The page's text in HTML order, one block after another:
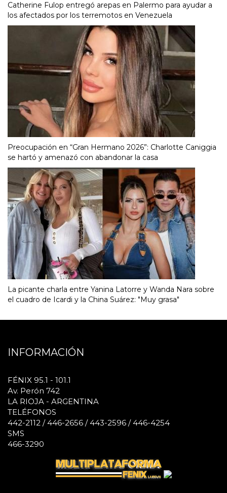
Catherine Fulop entregó arepas en Palermo para ayudar a
los afectados por los terremotos en Venezuela
Preocupación en “Gran Hermano 2026”: Charlotte Caniggia
se hartó y amenazó con abandonar la casa
La picante charla entre Yanina Latorre y Wanda Nara sobre
el cuadro de Icardi y la China Suárez: "Muy grasa"
INFORMACIÓN
FÉNIX 95.1 - 101.1
Av. Perón 742
LA RIOJA - ARGENTINA
TELÉFONOS
442-2112 / 446-2656 / 443-2596 / 446-4254
SMS
466-3290